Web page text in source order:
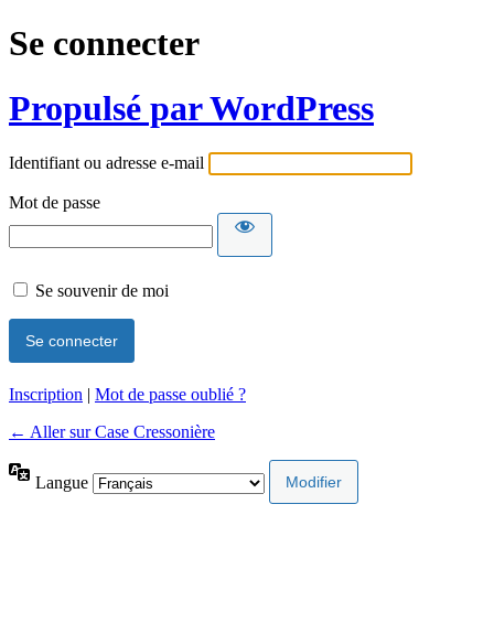
Se connecter
Propulsé par WordPress
Identifiant ou adresse e-mail
Mot de passe
Se souvenir de moi
Inscription | Mot de passe oublié ?
← Aller sur Case Cressonière
Langue